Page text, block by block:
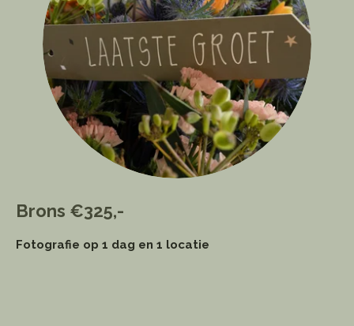
Brons €325,-
Fotografie op 1 dag en 1 locatie